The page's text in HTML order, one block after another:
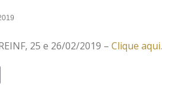
25 e 26/02/2019 – Clique aqui.